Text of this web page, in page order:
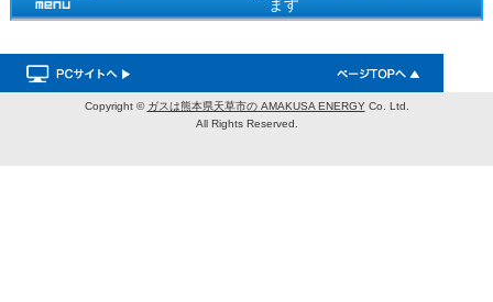
ます
Copyright © ガスは熊本県天草市の AMAKUSA ENERGYCo. Ltd.
All Rights Reserved.